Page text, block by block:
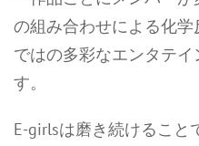
の組み合わせによる化
ではの多彩なエンタテ
す。
E-girlsは磨き続けること